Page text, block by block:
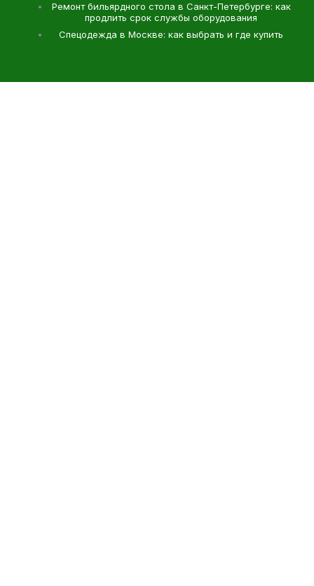
Ремонт бильярдного стола в Санкт-Петербурге: как
продлить срок службы оборудования
Спецодежда в Москве: как выбрать и где купить